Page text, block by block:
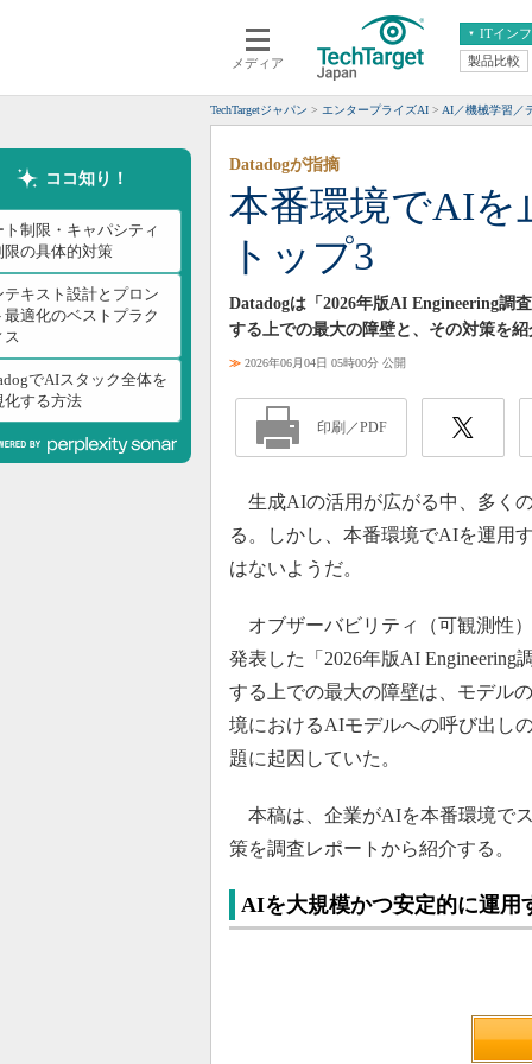
メディア
ITイン
クラウド
スマートモバイル
ネットワーク
システム運用管理
エンタープライ
ERP
情報系システム
製品比較
TechTargetジャパン エンタープライズAI AI／機械学習／
ココ知り！
ト制限・キャパシティ
限の具体的対策
テキスト設計とプロン
最適化のベストプラク
ス
でAIスタック全体を
化する方法
本番環境でAIを
トップ3
Datadogが指摘
Datadogは「2026年版AI Engineering調
する上での最大の障壁と、その対策を
≫ 2026年06月04日 05時00分 公開
印刷／PDF
生成AIの活用が広がる中、多く
る。しかし、本番環境でAIを運用
はないようだ。
オブザーバビリティ（可観測性
発表した「2026年版AI
する上での最大の障壁は、モデル
境におけるAIモデルへの呼び出し
題に起因していた。
本稿は、企業がAIを本番環境で
策を調査レポートから紹介する。
AIを大規模かつ安定的に運用